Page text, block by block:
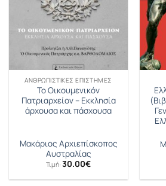
ΑΝΘΡΩΠΙΣΤΙΚΈΣ ΕΠΙΣΤΉΜΕΣ
Το Οικουμενικόν
Πατριαρχείον – Εκκλησία
άρχουσα και πάσχουσα
Μακάριος Αρχιεπίσκοπος
Αυστραλίας
Τιμή: 30.00€